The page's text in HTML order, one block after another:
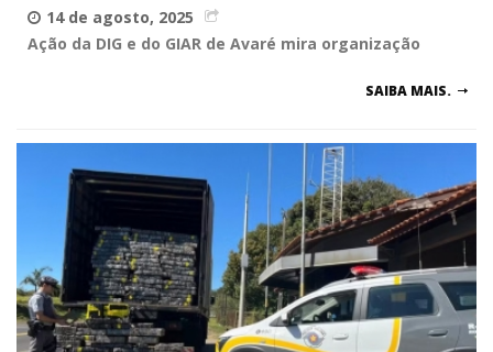
14 de agosto, 2025
Ação da DIG e do GIAR de Avaré mira organização
SAIBA MAIS.